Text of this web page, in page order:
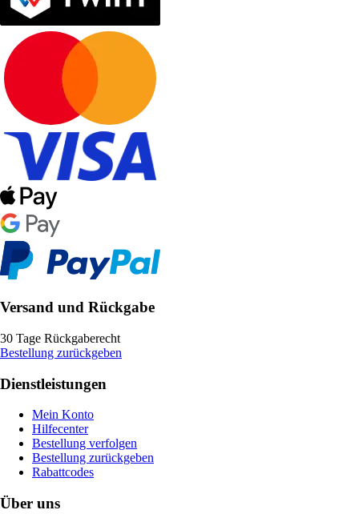
Versand und Rückgabe
30 Tage Rückgaberecht
Bestellung zurückgeben
Dienstleistungen
Mein Konto
Hilfecenter
Bestellung verfolgen
Bestellung zurückgeben
Rabattcodes
Über uns